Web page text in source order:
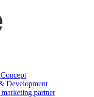
Development
partner